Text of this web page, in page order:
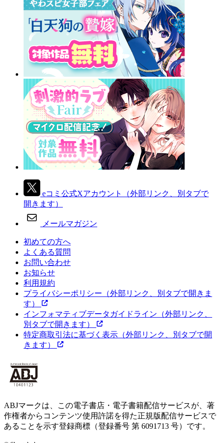
eコミ公式Xアカウント
（外部リンク、別タブで
開きます）
メールマガジン
初めての方へ
よくある質問
お問い合わせ
お知らせ
利用規約
プライバシーポリシー （外部リンク、別タブで開きま
す）
インフォマティブデータガイドライン （外部リンク、
別タブで開きます）
特定商取引法に基づく表示 （外部リンク、別タブで開
きます）
ABJマークは、この電子書店・電子書籍配信サービスが、著
作権者からコンテンツ使用許諾を得た正規版配信サービスで
あることを示す登録商標（登録番号 第 6091713 号）です。